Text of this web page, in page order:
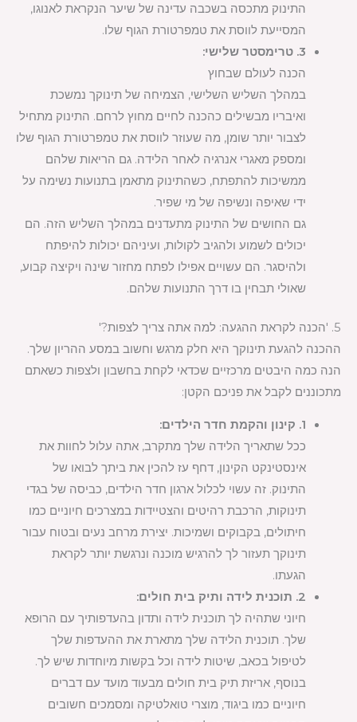
התינוק מתכסה בשכבה עדינה של שיער הנקראת לאנוגו,
המסייעת לווסת את טמפרטורת הגוף שלו.
3. טרימסטר שלישי:
הכנה לעולם שבחוץ
במהלך השליש השלישי, הצמיחה של תינוקך נמשכת
ואיבריו מבשילים כהכנה לחיים מחוץ לרחם. התינוק מתחיל
לצבור יותר שומן, מה שעוזר לווסת את טמפרטורת הגוף שלו
ומספק מאגרי אנרגיה לאחר הלידה. גם הריאות שלהם
ממשיכות להתפתח, כשהתינוק מתאמן בתנועות נשימה על
ידי שאיפה ונשיפה של מי שפיר.
גם החושים של התינוק מתעדנים במהלך השליש הזה. הם
יכולים לשמוע ולהגיב לקולות, ועיניהם יכולות להיפתח
ולהיסגר. הם עשויים אפילו לפתח מחזור שינה ויקיצה קבוע,
שאולי תבחין בו דרך התנועות שלהם.
5. 'הכנה לקראת ההגעה: למה אתה צריך לצפות?'
ההכנה להגעת תינוקך היא חלק מרגש וחשוב במסע ההריון שלך.
הנה כמה היבטים מרכזיים שכדאי לקחת בחשבון ולצפות כשאתם
מתכוננים לקבל את פניכם הקטן:
1. קינון והקמת חדר הילדים:
ככל שתאריך הלידה שלך מתקרב, אתה עלול לחוות את
אינסטינקט הקינון, דחף עז להכין את ביתך לבואו של
התינוק. זה עשוי לכלול ארגון חדר הילדים, כביסה של בגדי
תינוקות, הרכבת רהיטים והצטיידות במצרכים חיוניים כמו
חיתולים, בקבוקים ושמיכות. יצירת מרחב נעים ובטוח עבור
תינוקך תעזור לך להרגיש מוכנה ונרגשת יותר לקראת
הגעתו.
2. תוכנית לידה ותיק בית חולים:
חיוני שתהיה לך תוכנית לידה ותדון בהעדפותיך עם הרופא
שלך. תוכנית הלידה שלך מתארת את ההעדפות שלך
לטיפול בכאב, שיטות לידה וכל בקשות מיוחדות שיש לך.
בנוסף, אריזת תיק בית חולים מבעוד מועד עם דברים
חיוניים כמו ביגוד, מוצרי טואלטיקה ומסמכים חשובים